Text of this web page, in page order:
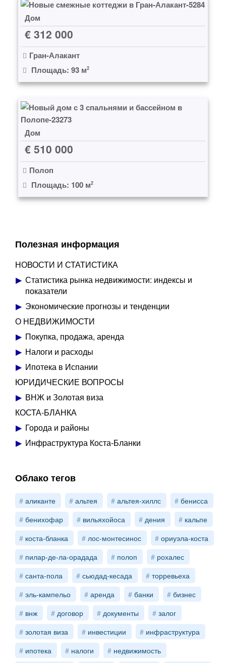
Дом
€ 312 000
Гран-Алакант
Площадь: 93 м2
Дом
€ 510 000
Полоп
Площадь: 100 м2
Полезная информация
НОВОСТИ И СТАТИСТИКА
Статистика рынка недвижимости: индексы и
показатели
Экономические прогнозы и тенденции
О НЕДВИЖИМОСТИ
Покупка, продажа, аренда
Налоги и расходы
Ипотека в Испании
ЮРИДИЧЕСКИЕ ВОПРОСЫ
ВНЖ и Золотая виза
КОСТА-БЛАНКА
Города и районы
Инфраструктура Коста-Бланки
Облако тегов
аликанте альтея альтея-хиллс
бенисса
бенихофар
вильяхойоса дения
кальпе
коста-бланка
лос-монтесинос
ориуэла-коста
пилар-де-ла-орадада
полоп
рохалес
санта-пола
сьюдад-кесада
торревьеха
эль-кампельо
аренда банки
бизнес
внж
договор документы
залог
золотая виза
инвестиции
инфраструктура
ипотека
налоги
недвижимость